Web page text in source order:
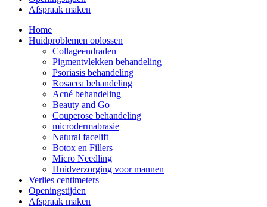
Afspraak maken
Home
Huidproblemen oplossen
Collageendraden
Pigmentvlekken behandeling
Psoriasis behandeling
Rosacea behandeling
Acné behandeling
Beauty and Go
Couperose behandeling
microdermabrasie
Natural facelift
Botox en Fillers
Micro Needling
Huidverzorging voor mannen
Verlies centimeters
Openingstijden
Afspraak maken